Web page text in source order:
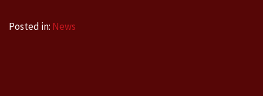
Posted in: News